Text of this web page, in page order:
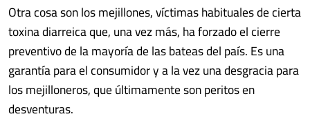
Otra cosa son los mejillones, víctimas habituales de cierta
toxina diarreica que, una vez más, ha forzado el cierre
preventivo de la mayoría de las bateas del país. Es una
garantía para el consumidor y a la vez una desgracia para
los mejilloneros, que últimamente son peritos en
desventuras.